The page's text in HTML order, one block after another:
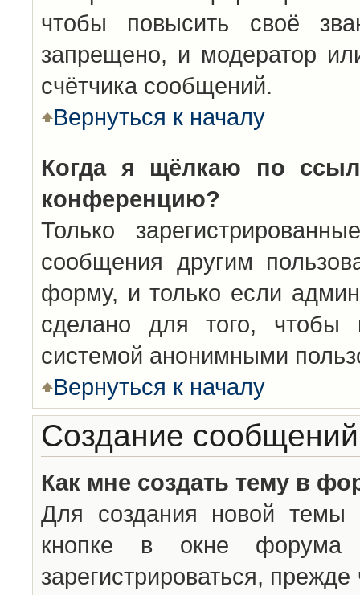
чтобы повысить своё
запрещено, и модератор
счётчика сообщений.
Вернуться к началу
Когда я щёлкаю по
конференцию?
Только
сообщения другим
форму, и только если
сделано для того, чтобы
системой анонимными
Вернуться к началу
Создание сообщений
Как мне создать тему в
Для создания новой темы
кнопке в окне
зарегистрироваться,